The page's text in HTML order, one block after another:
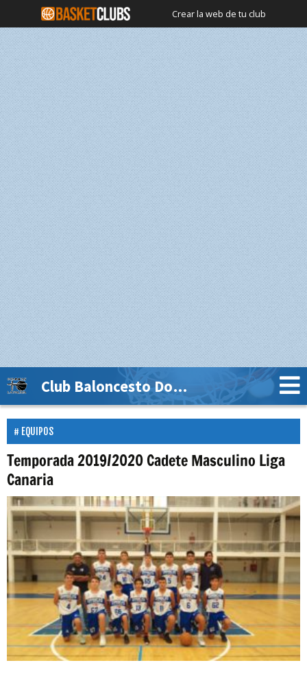
Crear la web de tu club
Club Baloncesto Dominicas La Palma
EQUIPOS
Temporada 2019/2020 Cadete Masculino Liga
Canaria